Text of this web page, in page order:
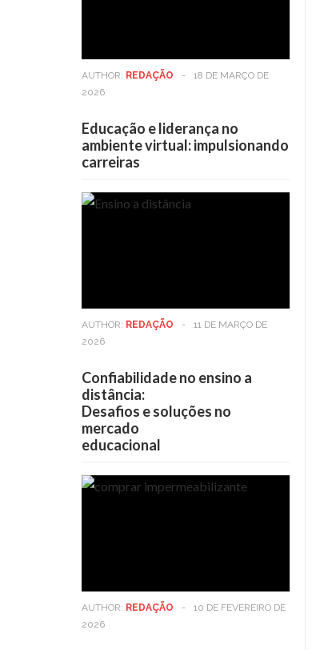
AUTHOR: REDAÇÃO -
18 DE MARÇO DE
2026
Educação e liderança no
ambiente virtual: impulsionando
carreiras
AUTHOR: REDAÇÃO -
11 DE MARÇO DE
2026
Confiabilidade no ensino a
distância:
Desafios e soluções no
mercado
educacional
AUTHOR: REDAÇÃO -
10 DE FEVEREIRO DE
2026